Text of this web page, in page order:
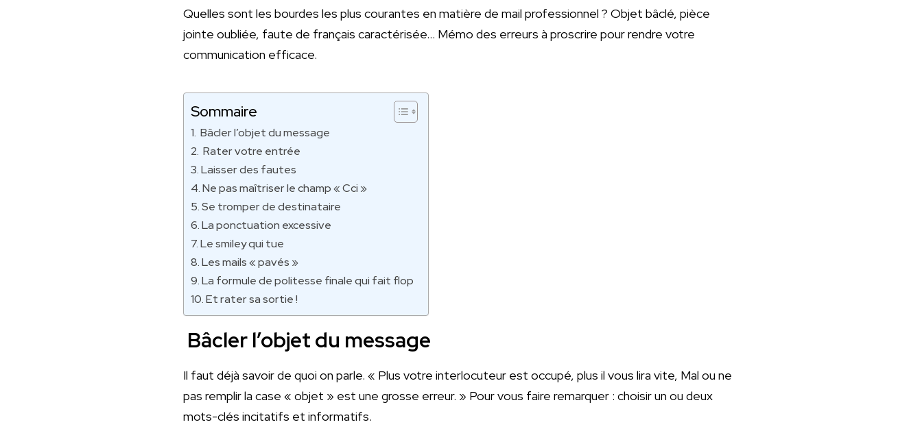
Quelles sont les bourdes les plus courantes en matière de mail professionnel ? Objet bâclé, pièce
jointe oubliée, faute de français caractérisée… Mémo des erreurs à proscrire pour rendre votre
communication efficace.
Sommaire
Bâcler l’objet du message
Rater votre entrée
Laisser des fautes
Ne pas maîtriser le champ « Cci »
Se tromper de destinataire
La ponctuation excessive
Le smiley qui tue
Les mails « pavés »
La formule de politesse finale qui fait flop
Et rater sa sortie !
Bâcler l’objet du message
Il faut déjà savoir de quoi on parle. « Plus votre interlocuteur est occupé, plus il vous lira vite, Mal ou ne
pas remplir la case « objet » est une grosse erreur. » Pour vous faire remarquer : choisir un ou deux
mots-clés incitatifs et informatifs.